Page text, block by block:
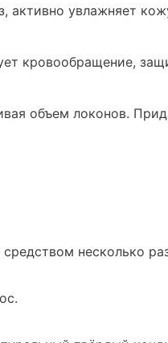
активно увлажняет
кровообращение,
объем локонов.
несколько